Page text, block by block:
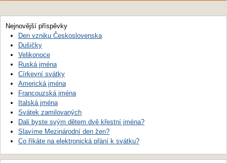
Nejnovější příspěvky
Den vzniku Československa
Dušičky
Velikonoce
Ruská jména
Církevní svátky
Americká jména
Francouzská jména
Italská jména
Svátek zamilovaných
Dali byste svým dětem dvě křestní jména?
Slavíme Mezinárodní den žen?
Co říkáte na elektronická přání k svátku?